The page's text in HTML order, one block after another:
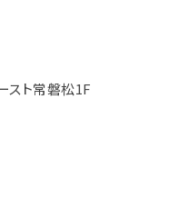
スト常磐松1F